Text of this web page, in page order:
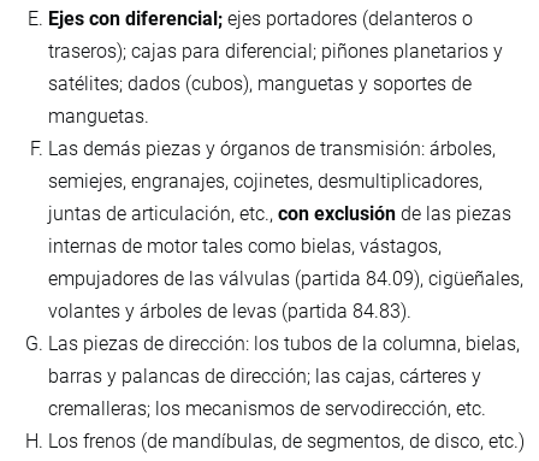
Ejes con diferencial; ejes portadores (delanteros o
traseros); cajas para diferencial; piñones planetarios y
satélites; dados (cubos), manguetas y soportes de
manguetas.
Las demás piezas y órganos de transmisión: árboles,
semiejes, engranajes, cojinetes, desmultiplicadores,
juntas de articulación, etc., con exclusión de las piezas
internas de motor tales como bielas, vástagos,
empujadores de las válvulas (partida 84.09), cigüeñales,
volantes y árboles de levas (partida 84.83).
Las piezas de dirección: los tubos de la columna, bielas,
barras y palancas de dirección; las cajas, cárteres y
cremalleras; los mecanismos de servodirección, etc.
Los frenos (de mandíbulas, de segmentos, de disco, etc.)